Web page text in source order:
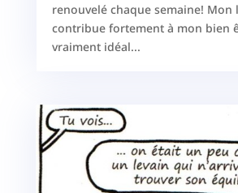
renouvelé chaque semaine! Mon
contribue fortement à mon bien
vraiment idéal...